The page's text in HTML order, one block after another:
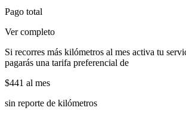
Pago total
Ver completo
Si recorres más kilómetros al mes activa tu
pagarás una tarifa preferencial de
$441 al mes
sin reporte de kilómetros